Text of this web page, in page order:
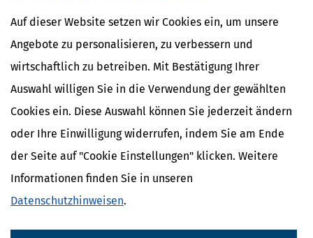
Auf dieser Website setzen wir Cookies ein, um unsere
Angebote zu personalisieren, zu verbessern und
wirtschaftlich zu betreiben. Mit Bestätigung Ihrer
Auswahl willigen Sie in die Verwendung der gewählten
Cookies ein. Diese Auswahl können Sie jederzeit ändern
oder Ihre Einwilligung widerrufen, indem Sie am Ende
der Seite auf "Cookie Einstellungen" klicken. Weitere
Informationen finden Sie in unseren
Datenschutzhinweisen.
Verwandte Lexikon-Begriffe
Care Arbeit
ElterngeldPlus
Unterhaltshöchstbetrag
Kindesunterhalt
Auslandskinder